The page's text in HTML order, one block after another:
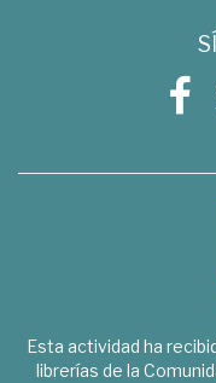
Esta actividad ha
librerías de la